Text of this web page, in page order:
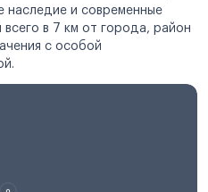
наследие и современные
в 7 км от города, район
с особой